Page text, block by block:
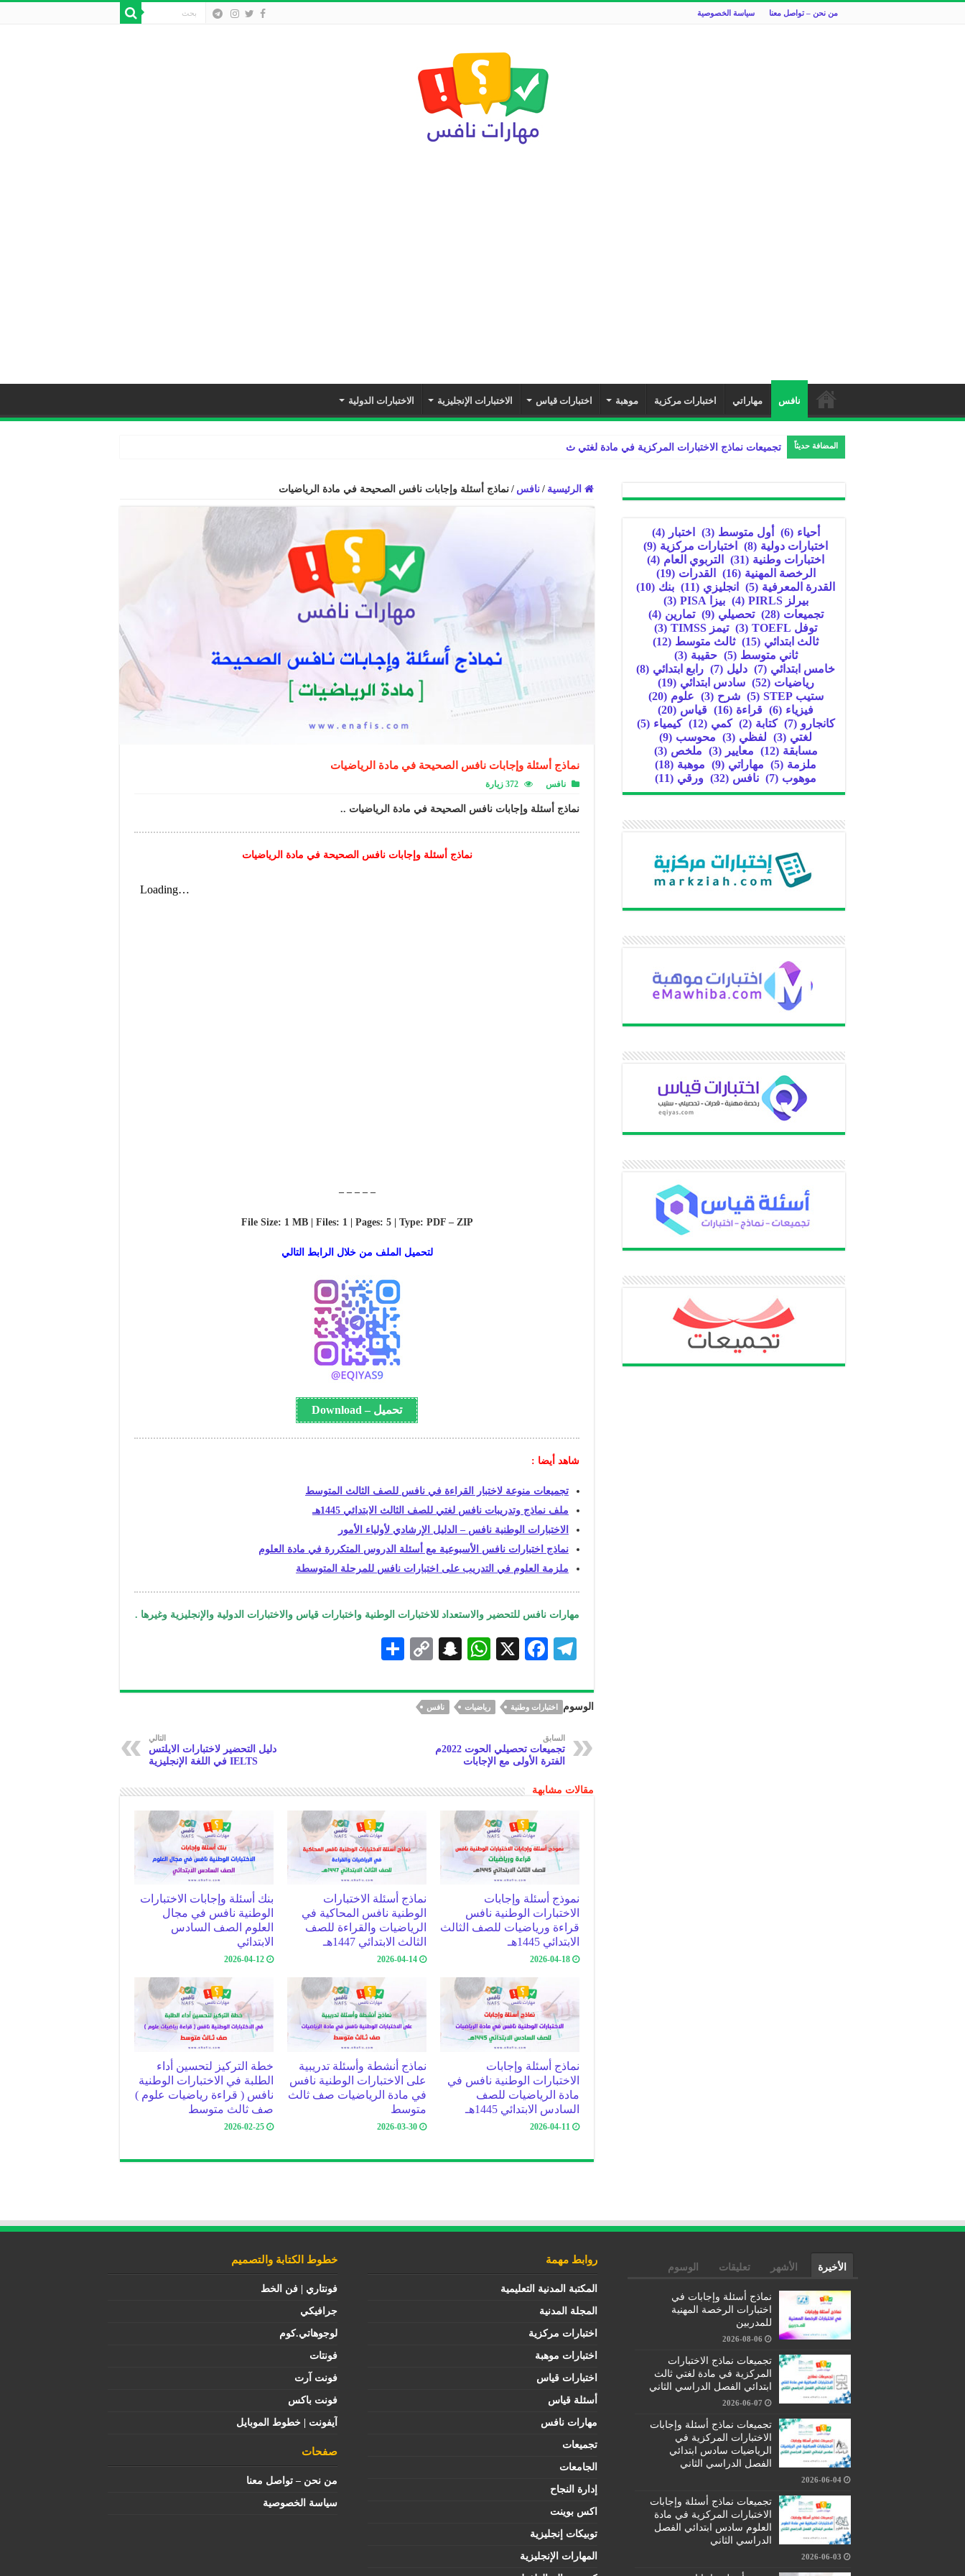
من نحن – تواصل معنا سياسة الخصوصية
نافس مهاراتي اختبارات مركزية موهبة اختبارات قياس الاختبارات الإنجليزية الاختبارات الدولية
المضافة حديثاً تجميعات نماذج الاختبارات المركزية في مادة لغتي ثالث ابتدائي الفصل الدراسي
الرئيسية / نافس / نماذج أسئلة وإجابات نافس الصحيحة في مادة الرياضيات
نماذج أسئلة وإجابات نافس الصحيحة في مادة الرياضيات
نافس 372 زيارة
نماذج أسئلة وإجابات نافس الصحيحة في مادة الرياضيات ..
نماذج أسئلة وإجابات نافس الصحيحة في مادة الرياضيات
– – – – –
File Size: 1 MB | Files: 1 | Pages: 5 | Type: PDF – ZIP
لتحميل الملف من خلال الرابط التالي
تحميل – Download
شاهد أيضا :
تجميعات منوعة لاختبار القراءة في نافس للصف الثالث المتوسط
ملف نماذج وتدريبات نافس لغتي للصف الثالث الابتدائي 1445هـ
الاختبارات الوطنية نافس – الدليل الإرشادي لأولياء الأمور
نماذج اختبارات نافس الأسبوعية مع أسئلة الدروس المتكررة في مادة العلوم
ملزمة العلوم في التدريب على اختبارات نافس للمرحلة المتوسطة
مهارات نافس للتحضير والاستعداد للاختبارات الوطنية واختبارات قياس والاختبارات الدولية والإنجليزية وغيرها .
Te
gr
a
m
F
eb
oo
k
X
W
at
s
A
p
p
S
a
pc
at
C
p
k
ar
الوسوم اختبارات وطنية رياضيات نافس
السابق
تجميعات تحصيلي الحوت 2022م
الفترة الأولى مع الإجابات
التالي
دليل التحضير لاختبارات الايلتس
IELTS في اللغة الإنجليزية
مقالات مشابهة
نموذج أسئلة وإجابات
الاختبارات الوطنية نافس
قراءة ورياضيات للصف الثالث
الابتدائي 1445هـ
2026-04-18
نماذج أسئلة الاختبارات
الوطنية نافس المحاكية في
الرياضيات والقراءة للصف
الثالث الابتدائي 1447هـ
2026-04-14
بنك أسئلة وإجابات الاختبارات
الوطنية نافس في مجال
العلوم الصف السادس
الابتدائي
2026-04-12
نماذج أسئلة وإجابات
الاختبارات الوطنية نافس في
مادة الرياضيات للصف
السادس الابتدائي 1445هـ
2026-04-11
نماذج أنشطة وأسئلة تدريبية
على الاختبارات الوطنية نافس
في مادة الرياضيات صف ثالث
متوسط
2026-03-30
خطة التركيز لتحسين أداء
الطلبة في الاختبارات الوطنية
نافس ( قراءة رياضيات علوم )
صف ثالث متوسط
2026-02-25
أحياء (6) أول متوسط (3) اختبار
(4)
اختبارات دولية (8) اختبارات مركزية (9)
اختبارات وطنية (31) التربوي العام (4)
الرخصة المهنية (16) القدرات (19)
القدرة المعرفية (5) انجليزي (11) بنك (10)
بيرلز PIRLS
(4) بيزا PISA
(3)
تجميعات (28) تحصيلي (9) تمارين (4)
توفل TOEFL
(3) تيمز TIMSS
(3)
ثالث ابتدائي (15) ثالث متوسط (12)
ثاني متوسط (5) حقيبة (3)
خامس ابتدائي (7) دليل (7) رابع ابتدائي (8)
رياضيات (52) سادس ابتدائي (19)
ستيب STEP
(5) شرح (3) علوم (20)
فيزياء (6) قراءة (16) قياس (20)
كانجارو (7) كتابة (2) كمي (12) كيمياء (5)
لغتي (3) لفظي (3) محوسب (9)
مسابقة (12) معايير (3) ملخص (3)
ملزمة (5) مهاراتي (9) موهبة (18)
موهوب (7) نافس (32) ورقي (11)
الأخيرة الأشهر تعليقات الوسوم
نماذج أسئلة وإجابات في
اختبارات الرخصة المهنية
للمدربين
2026-08-06
تجميعات نماذج الاختبارات
المركزية في مادة لغتي ثالث
ابتدائي الفصل الدراسي الثاني
2026-06-07
تجميعات نماذج أسئلة وإجابات
الاختبارات المركزية في
الرياضيات سادس ابتدائي
الفصل الدراسي الثاني
2026-06-04
تجميعات نماذج أسئلة وإجابات
الاختبارات المركزية في مادة
العلوم سادس ابتدائي الفصل
الدراسي الثاني
2026-06-03
روابط مهمة
المكتبة المدنية التعليمية
المجلة المدنية
اختبارات مركزية
اختبارات موهبة
اختبارات قياس
أسئلة قياس
مهارات نافس
تجميعات
الجامعات
إدارة النجاح
اكس بوينت
توبيكات إنجليزية
المهارات الإنجليزية
خطوط الكتابة والتصميم
فونتاري | فن الخط
جرافيكي
لوجوهاتي.كوم
فونتات
فونت آرت
فونت باكس
آيفونت | خطوط الموبايل
صفحات
من نحن – تواصل معنا
سياسة الخصوصية